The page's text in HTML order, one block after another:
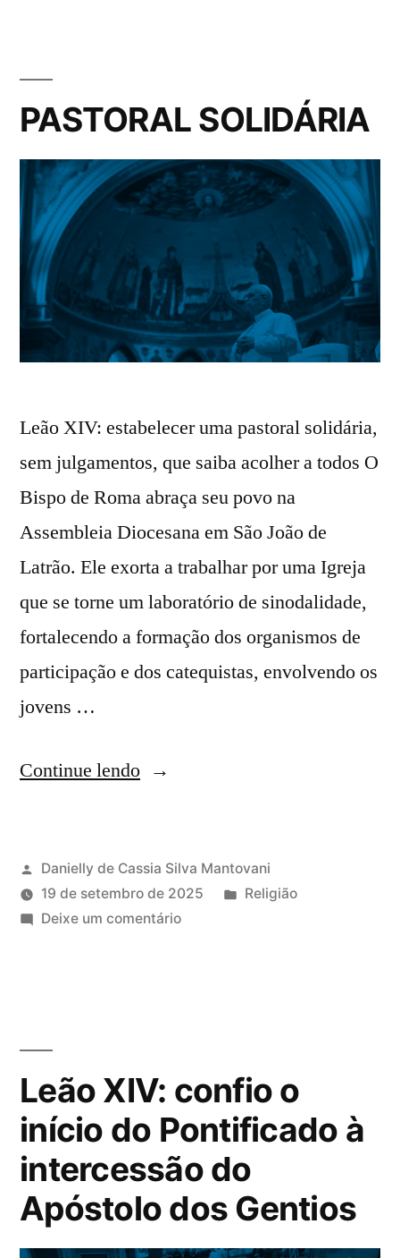
PASTORAL SOLIDÁRIA
Leão XIV: estabelecer uma pastoral solidária,
sem julgamentos, que saiba acolher a todos O
Bispo de Roma abraça seu povo na
Assembleia Diocesana em São João de
Latrão. Ele exorta a trabalhar por uma Igreja
que se torne um laboratório de sinodalidade,
fortalecendo a formação dos organismos de
participação e dos catequistas, envolvendo os
jovens …
Continue lendo
Danielly de Cassia Silva Mantovani
19 de setembro de 2025
Religião
Deixe um comentário
Leão XIV: confio o
início do Pontificado à
intercessão do
Apóstolo dos Gentios